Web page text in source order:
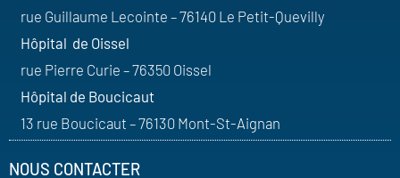
rue Guillaume Lecointe – 76140 Le Petit-Quevilly
Hôpital de Oissel
rue Pierre Curie – 76350 Oissel
Hôpital de Boucicaut
13 rue Boucicaut – 76130 Mont-St-Aignan
NOUS CONTACTER